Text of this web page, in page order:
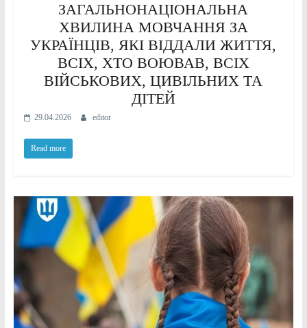
ЗАГАЛЬНОНАЦІОНАЛЬНА
ХВИЛИНА МОВЧАННЯ ЗА
УКРАЇНЦІВ, ЯКІ ВІДДАЛИ ЖИТТЯ,
ВСІХ, ХТО ВОЮВАВ, ВСІХ
ВІЙСЬКОВИХ, ЦИВІЛЬНИХ ТА
ДІТЕЙ
29.04.2026 editor
Read more